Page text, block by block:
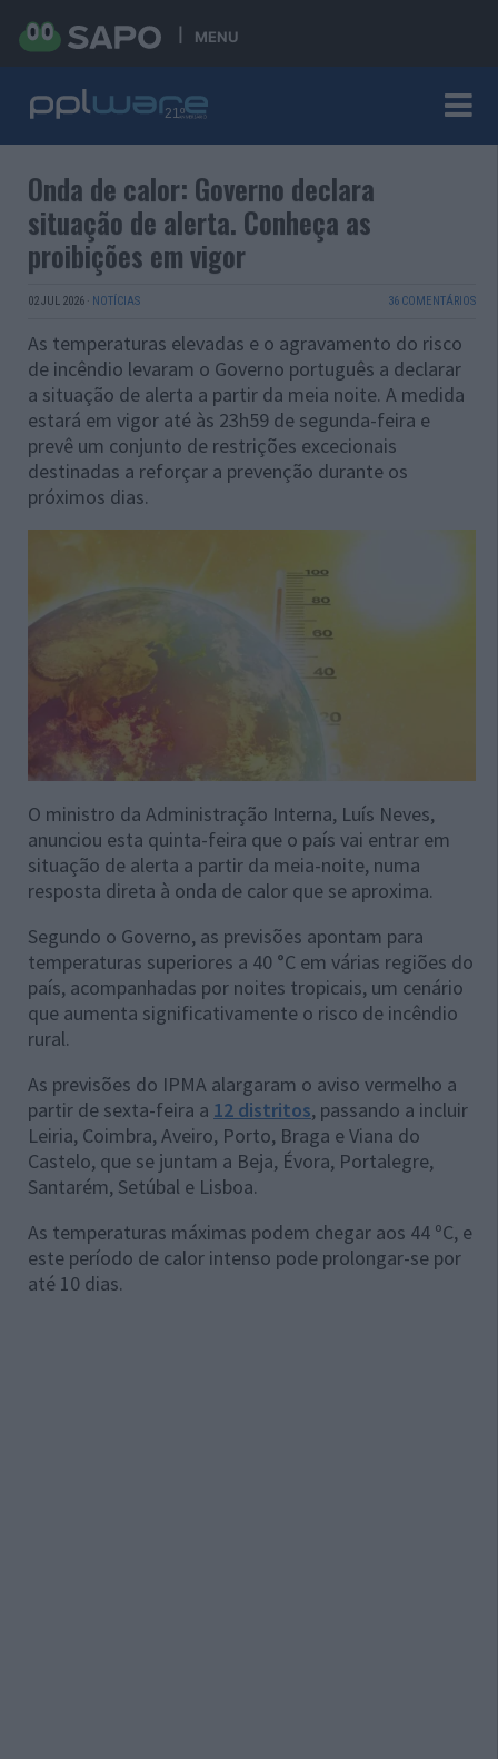
MENU
Onda de calor: Governo declara
situação de alerta. Conheça as
proibições em vigor
02 JUL 2026 · NOTÍCIAS 36 COMENTÁRIOS
As temperaturas elevadas e o agravamento do risco
de incêndio levaram o Governo português a declarar
a situação de alerta a partir da meia noite. A medida
estará em vigor até às 23h59 de segunda-feira e
prevê um conjunto de restrições excecionais
destinadas a reforçar a prevenção durante os
próximos dias.
O ministro da Administração Interna, Luís Neves,
anunciou esta quinta-feira que o país vai entrar em
situação de alerta a partir da meia-noite, numa
resposta direta à onda de calor que se aproxima.
Segundo o Governo, as previsões apontam para
temperaturas superiores a 40 °C em várias regiões do
país, acompanhadas por noites tropicais, um cenário
que aumenta significativamente o risco de incêndio
rural.
As previsões do IPMA alargaram o aviso vermelho a
partir de sexta-feira a 12 distritos, passando a incluir
Leiria, Coimbra, Aveiro, Porto, Braga e Viana do
Castelo, que se juntam a Beja, Évora, Portalegre,
Santarém, Setúbal e Lisboa.
As temperaturas máximas podem chegar aos 44 ºC, e
este período de calor intenso pode prolongar-se por
até 10 dias.